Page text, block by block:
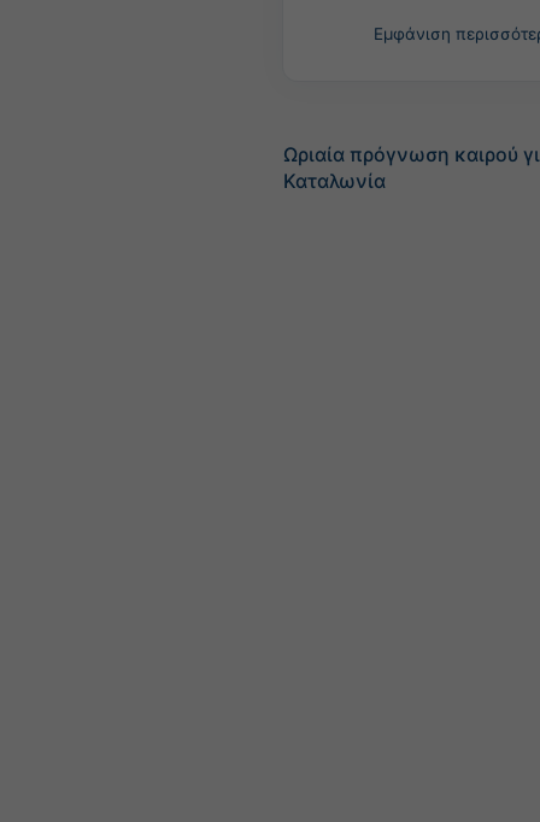
Εμφάνιση
Ωριαία πρόγνωση καιρού
Καταλωνία